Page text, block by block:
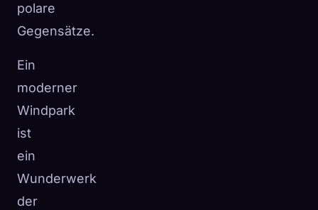
polare
Gegensätze.
Ein
moderner
Windpark
ist
ein
Wunderwerk
der